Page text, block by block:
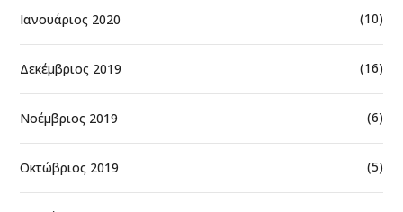
Ιανουάριος 2020 (10)
Δεκέμβριος 2019 (16)
Νοέμβριος 2019 (6)
Οκτώβριος 2019 (5)